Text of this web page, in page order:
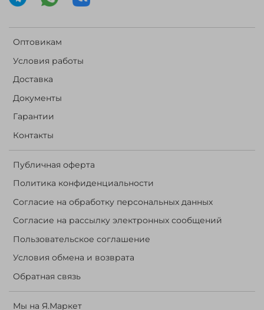
Оптовикам
Условия работы
Доставка
Документы
Гарантии
Контакты
Публичная оферта
Политика конфиденциальности
Согласие на обработку персональных данных
Согласие на рассылку электронных сообщений
Пользовательское соглашение
Условия обмена и возврата
Обратная связь
Мы на Я.Маркет